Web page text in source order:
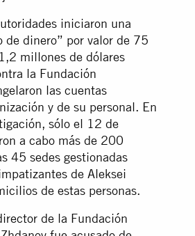
iniciaron una
de dinero” por valor de 75
millones de dólares
la Fundación
las cuentas
y de su personal. En
sólo el 12 de
a cabo más de 200
45 sedes gestionadas
de Aleksei
de estas personas.
de la Fundación